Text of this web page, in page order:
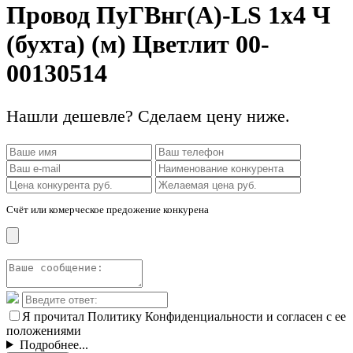
Провод ПуГВнг(А)-LS 1х4 Ч
(бухта) (м) Цветлит 00-
00130514
Нашли дешевле? Сделаем цену ниже.
Счёт или комерческое предожение конкурена
Я прочитал Политику Конфиденциальности и согласен с ее
положениями
Подробнее...